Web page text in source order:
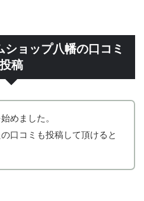
ショップ八幡の口コミ
投稿
めました。
口コミも投稿して頂けると